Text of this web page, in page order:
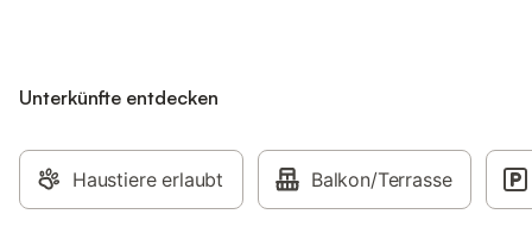
Unterkünfte entdecken
Haustiere erlaubt Balkon/Terrasse